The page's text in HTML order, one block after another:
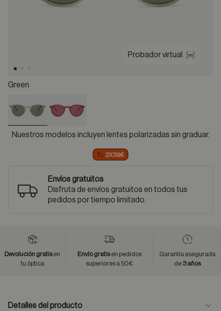
Probador virtual
Green
selected
Nuestros modelos incluyen lentes polarizadas sin graduar.
2X39€
Envíos gratuitos
Disfruta de envíos gratuitos en todos tus
pedidos por tiempo limitado.
Devolución gratisen
tu óptica
Envío gratisen pedidos
superiores a 50€
Garantía asegurada
de 3 años
Detalles del producto